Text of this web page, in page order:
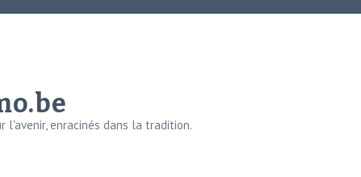
l'avenir, enracinés dans la tradition.